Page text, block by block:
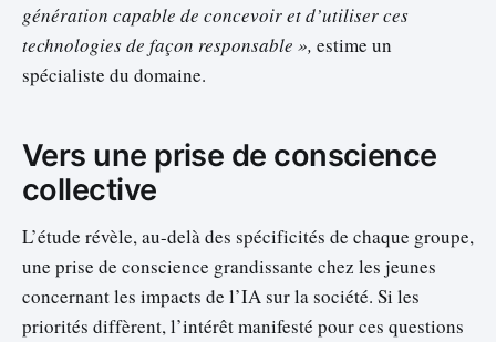
génération capable de concevoir et d’utiliser ces
technologies de façon responsable », estime un
spécialiste du domaine.
Vers une prise de conscience
collective
L’étude révèle, au-delà des spécificités de chaque groupe,
une prise de conscience grandissante chez les jeunes
concernant les impacts de l’IA sur la société. Si les
priorités diffèrent, l’intérêt manifesté pour ces questions